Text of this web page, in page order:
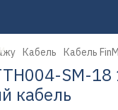
Кабель Кабель
SM-
кабель